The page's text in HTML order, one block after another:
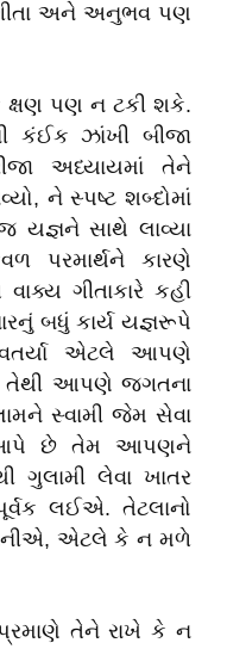
અને અનુભવ પણ
પણ ન ટકી શકે.
કંઈક ઝાંખી બીજા
અધ્યાયમાં તેને
ને સ્પષ્ટ શબ્દોમાં
સાથે લાવ્યા
કારણે
ગીતાકારે કહી
બધું કાર્ય યજ્ઞરૂપે
એટલે આપણે
તેથી આપણે જગતના
સ્વામી જેમ સેવા
આપે છે તેમ આપણને
ગુલામી લેવા ખાતર
લઈએ. તેટલાનો
એટલે કે ન મળે
તેને રાખે કે ન